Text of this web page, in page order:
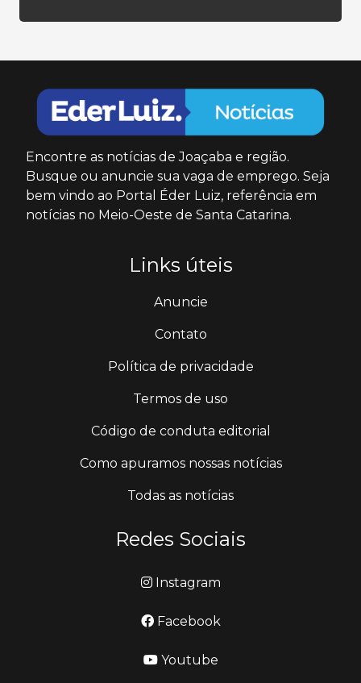
Encontre as notícias de Joaçaba e região.
Busque ou anuncie sua vaga de emprego. Seja
bem vindo ao Portal Éder Luiz, referência em
notícias no Meio-Oeste de Santa Catarina.
Links úteis
Anuncie
Contato
Política de privacidade
Termos de uso
Código de conduta editorial
Como apuramos nossas notícias
Todas as notícias
Redes Sociais
Instagram
Facebook
Youtube